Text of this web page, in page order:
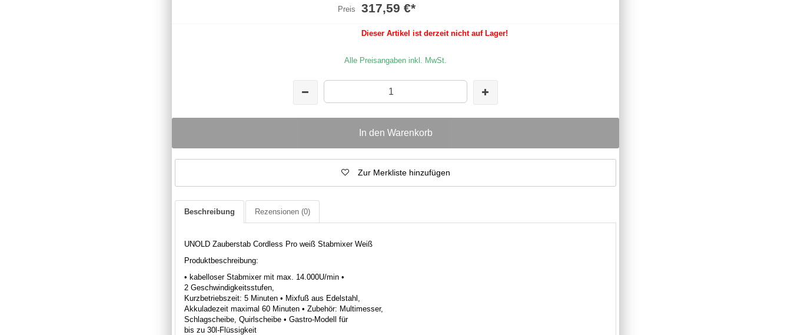
Preis 317,59 €*
Dieser Artikel ist derzeit nicht auf Lager!
Alle Preisangaben inkl. MwSt.
In den Warenkorb
Zur Merkliste hinzufügen
Beschreibung Rezensionen (0)
UNOLD Zauberstab Cordless Pro weiß Stabmixer Weiß
Produktbeschreibung:
• kabelloser Stabmixer mit max. 14.000U/min •
2 Geschwindigkeitsstufen,
Kurzbetriebszeit: 5 Minuten • Mixfuß aus Edelstahl,
Akkuladezeit maximal 60 Minuten • Zubehör: Multimesser,
Schlagscheibe, Quirlscheibe • Gastro-Modell für
bis zu 30l-Flüssigkeit